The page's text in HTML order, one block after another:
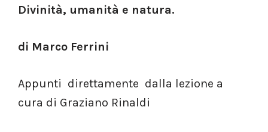
Divinità, umanità e natura.
di Marco Ferrini
Appunti direttamente dalla lezione a
cura di Graziano Rinaldi